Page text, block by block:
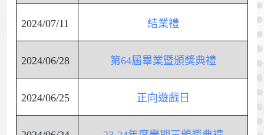
2024/07/11 結業禮
2024/06/28 第64屆畢業暨頒獎典禮
2024/06/25 正向遊戲日